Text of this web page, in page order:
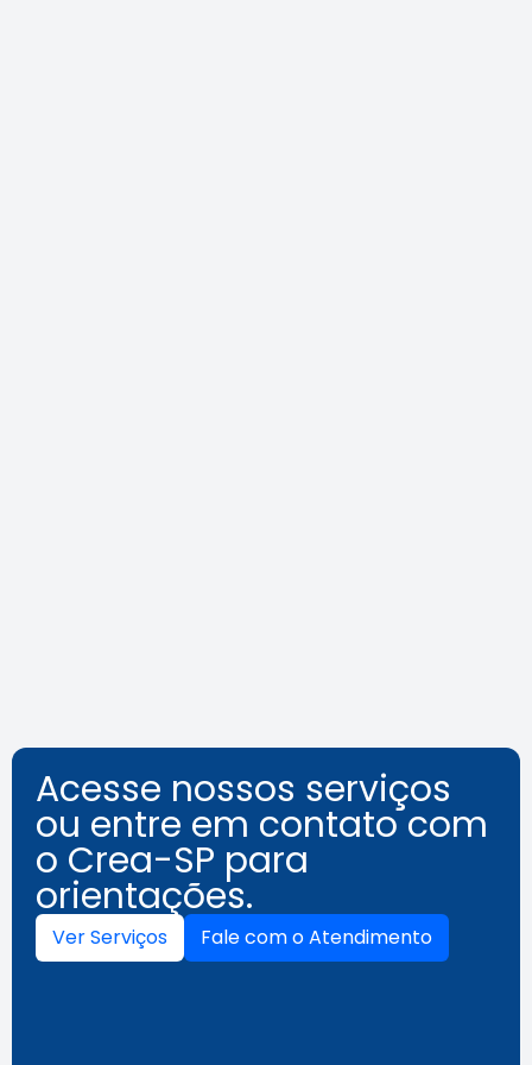
Acesse nossos serviços
ou entre em contato com
o Crea-SP para
orientações.
Ver Serviços Fale com o Atendimento